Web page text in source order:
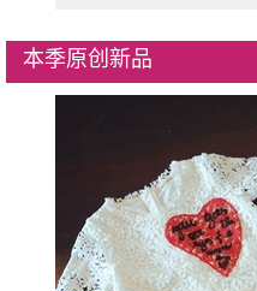
本季原创新品